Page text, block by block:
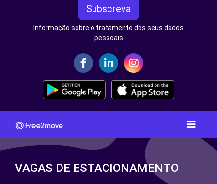
Subscreva
Informação sobre o tratamento dos seus dados
pessoais
VAGAS DE ESTACIONAMENTO